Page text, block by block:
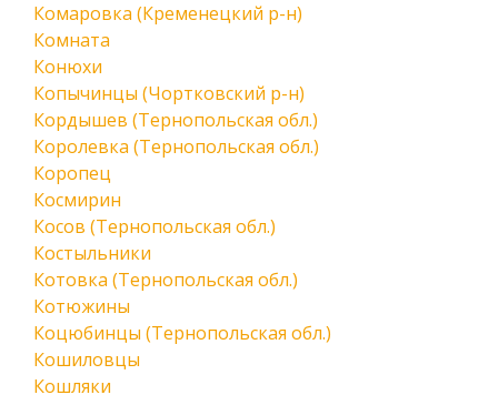
Комаровка (Кременецкий р-н)
Комната
Конюхи
Копычинцы (Чортковский р-н)
Кордышев (Тернопольская обл.)
Королевка (Тернопольская обл.)
Коропец
Космирин
Косов (Тернопольская обл.)
Костыльники
Котовка (Тернопольская обл.)
Котюжины
Коцюбинцы (Тернопольская обл.)
Кошиловцы
Кошляки